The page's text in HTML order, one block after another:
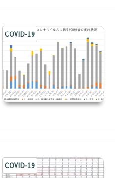
COVID-19
COVID-19